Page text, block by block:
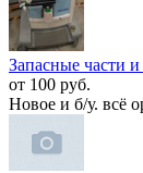
Запасные части
от 100 руб.
Новое и б/у. всё